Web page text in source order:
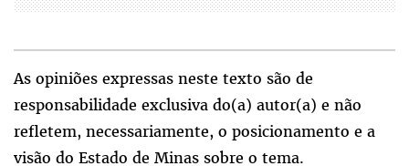
As opiniões expressas neste texto são de
responsabilidade exclusiva do(a) autor(a) e não
refletem, necessariamente, o posicionamento e a
visão do Estado de Minas sobre o tema.